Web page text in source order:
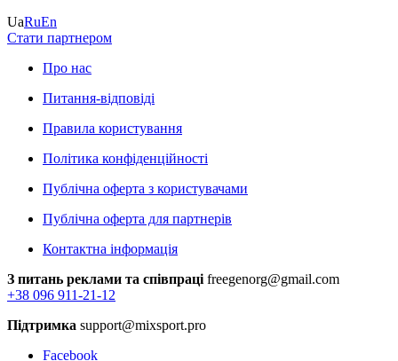
UaRuEn
Стати партнером
Про нас
Питання-відповіді
Правила користування
Політика конфіденційності
Публічна оферта з користувачами
Публічна оферта для партнерів
Контактна інформація
З питань реклами та співпраці freegenorg@gmail.com
+38 096 911-21-12
Підтримка support@mixsport.pro
Facebook